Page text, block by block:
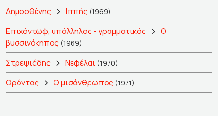
Δημοσθένης Ιππής (1969)
Επιχόντωφ, υπάλληλος - γραμματικός
Ο
βυσσινόκηπος (1969)
Στρεψιάδης Νεφέλαι (1970)
Ορόντας Ο μισάνθρωπος (1971)